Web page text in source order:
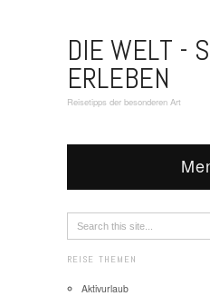
DIE WELT -
ERLEBEN
Reisetipps der besonderen Art
REISE THEMEN
Aktivurlaub